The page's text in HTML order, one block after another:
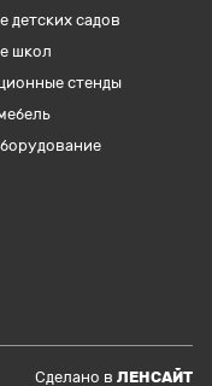
детских садов
школ
стенды
Cделано в ЛЕНСАЙТ